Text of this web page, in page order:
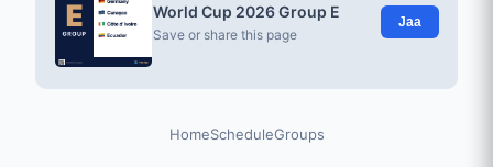
World Cup 2026 Group E
Save or share this page
Jaa
HomeScheduleGroups